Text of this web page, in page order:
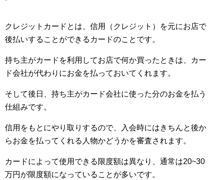
クレジットカードとは、信用（クレジット）を元にお店で
後払いすることができるカードのことです。
持ち主がカードを利用してお店で何か買ったときは、カー
ド会社が代わりにお金を払っておいてくれます。
そして後日、持ち主がカード会社に使った分のお金を払う
仕組みです。
信用をもとにやり取りするので、入会時にはきちんと後か
らお金を払ってくれる人物かどうかを審査されます。
カードによって使用できる限度額は異なり、通常は20~30
万円が限度額になっていることが多いです。